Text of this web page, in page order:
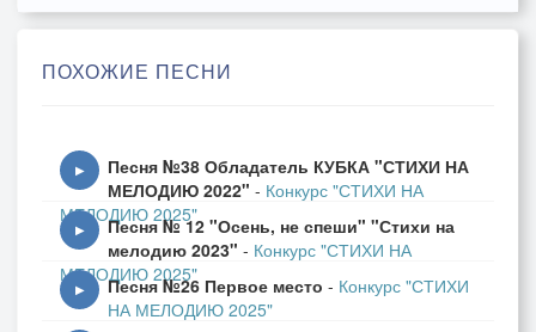
ПОХОЖИЕ ПЕСНИ
▶
Песня №38 Обладатель КУБКА "СТИХИ НА
МЕЛОДИЮ 2022" - Конкурс "СТИХИ НА
МЕЛОДИЮ 2025"
▶
Песня № 12 "Осень, не спеши" "Стихи на
мелодию 2023" - Конкурс "СТИХИ НА
МЕЛОДИЮ 2025"
▶ Песня №26 Первое место - Конкурс "СТИХИ
НА МЕЛОДИЮ 2025"